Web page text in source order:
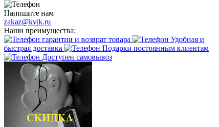
Напишите нам
zakaz@kvik.ru
Наши преимущества:
гарантии и возврат товара
Удобная и
быстрая доставка
Подарки постоянным клиентам
Доступен самовывоз